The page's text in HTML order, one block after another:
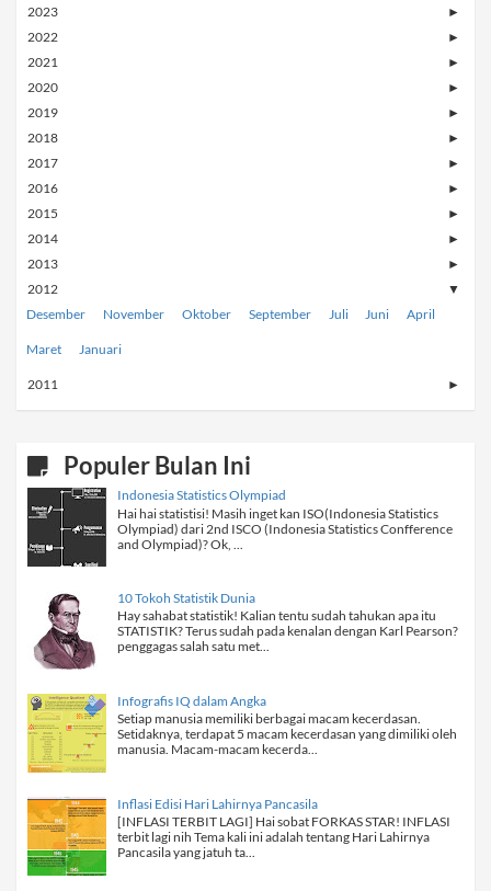
2023 ►
2022 ►
2021 ►
2020 ►
2019 ►
2018 ►
2017 ►
2016 ►
2015 ►
2014 ►
2013 ►
2012 ▼
Desember November Oktober September Juli Juni April
Maret Januari
2011 ►
Populer Bulan Ini
Indonesia Statistics Olympiad
Hai hai statistisi! Masih inget kan ISO(Indonesia Statistics
Olympiad) dari 2nd ISCO (Indonesia Statistics Confference
and Olympiad)? Ok, ...
10 Tokoh Statistik Dunia
Hay sahabat statistik! Kalian tentu sudah tahukan apa itu
STATISTIK? Terus sudah pada kenalan dengan Karl Pearson?
penggagas salah satu met...
Infografis IQ dalam Angka
Setiap manusia memiliki berbagai macam kecerdasan.
Setidaknya, terdapat 5 macam kecerdasan yang dimiliki oleh
manusia. Macam-macam kecerda...
Inflasi Edisi Hari Lahirnya Pancasila
[INFLASI TERBIT LAGI] Hai sobat FORKAS STAR! INFLASI
terbit lagi nih Tema kali ini adalah tentang Hari Lahirnya
Pancasila yang jatuh ta...